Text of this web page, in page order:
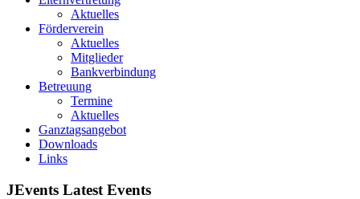
Aktuelles
Förderverein
Aktuelles
Mitglieder
Bankverbindung
Betreuung
Termine
Aktuelles
Ganztagsangebot
Downloads
Links
JEvents Latest Events